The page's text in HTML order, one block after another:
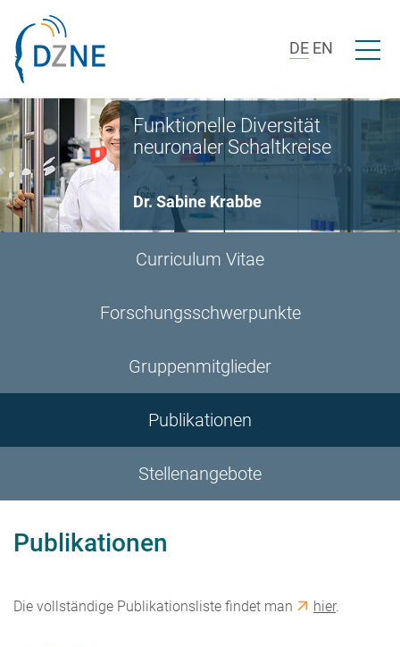
DE EN Menü
Funktionelle Diversität
neuronaler Schaltkreise
Dr. Sabine Krabbe
Curriculum Vitae
Forschungsschwerpunkte
Gruppenmitglieder
Publikationen
Stellenangebote
Publikationen
Die vollständige Publikationsliste findet man hier.